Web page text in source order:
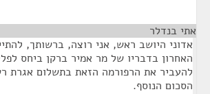
אתי בנדלר
אדוני היושב ראש, אני רוצה, ברשותך,
האחרון בדבריו של מר אמיר ברקן ביחס
להעביר את הרפורמה הזאת בתשלום אגרת
הסכום הנוסף.